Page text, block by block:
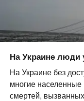
На Украине люди
На Украине без
многие населенные
смертей,